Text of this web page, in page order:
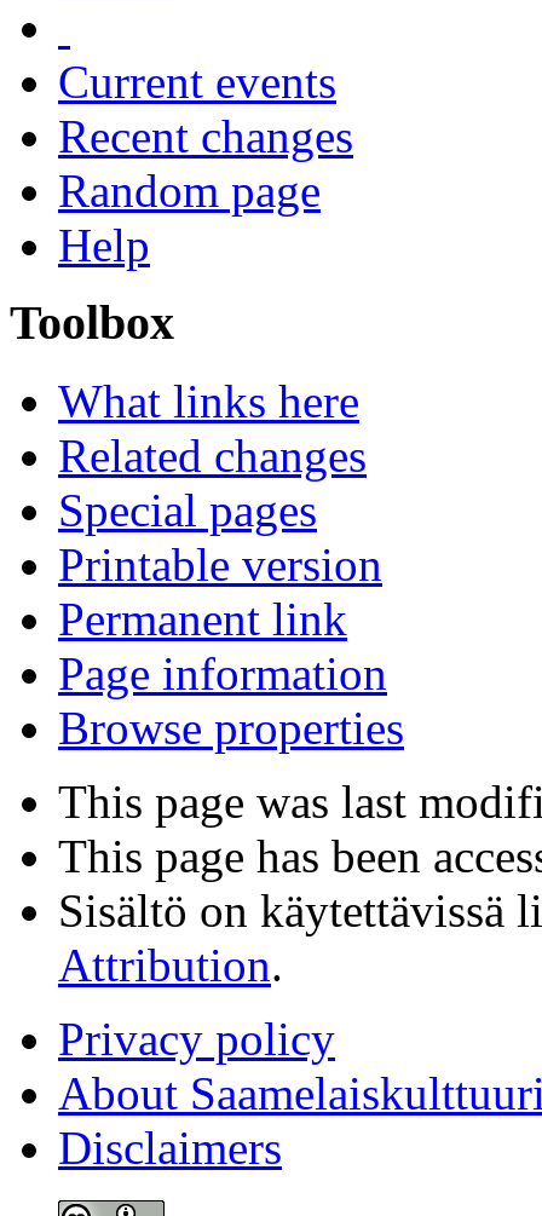
Current events
Recent changes
Random page
Help
Toolbox
What links here
Related changes
Special pages
Printable version
Permanent link
Page information
Browse properties
This page was last
This page has been
Sisältö on käytettävissä
Attribution.
Privacy policy
About
Disclaimers